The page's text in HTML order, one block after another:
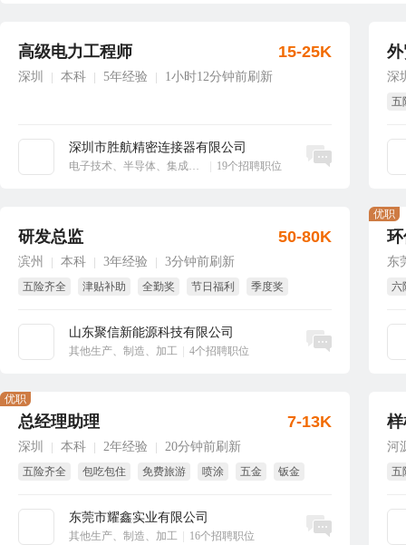
高级电力工程师
深圳 本科 5年经验 1小时12分钟前刷新
深圳市胜航精密连接器有限公司
电子技术、半导体、集成电路 19个招聘职位
15-25K
立即沟通
深
五
研发总监
滨州 本科 3年经验 3分钟前刷新
五险齐全 津贴补助 全勤奖 节日福利
季度奖
山东聚信新能源科技有限公司
其他生产、制造、加工 4个招聘职位
50-80K
立即沟通
东
六
优职
总经理助理
深圳 本科 2年经验 20分钟前刷新
五险齐全 包吃包住 免费旅游 喷涂 五金 钣金
东莞市耀鑫实业有限公司
其他生产、制造、加工 16个招聘职位
优职
7-13K
立即沟通
河
五